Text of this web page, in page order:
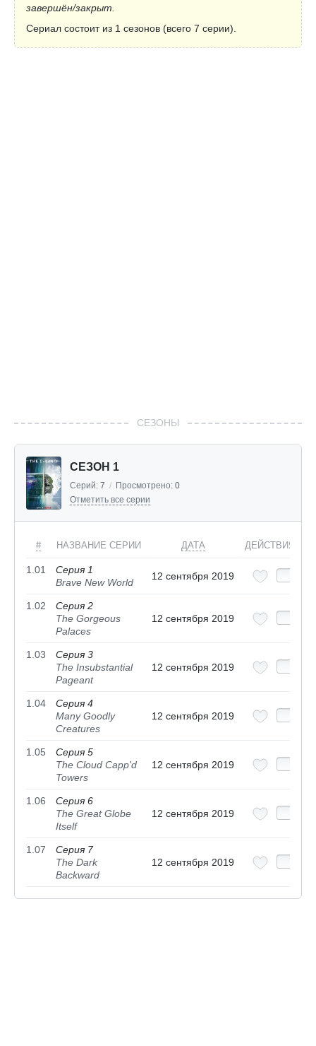
завершён/закрыт.
Сериал состоит из 1 сезонов (всего 7 серии).
СЕЗОНЫ
СЕЗОН 1
Серий: 7 / Просмотрено: 0
Отметить все серии
# НАЗВАНИЕ СЕРИИ ДАТА ДЕЙСТВИЯ
1.01
Серия 1
Brave New World
12 сентября 2019
1.02
Серия 2
The Gorgeous
Palaces
12 сентября 2019
1.03
Серия 3
The Insubstantial
Pageant
12 сентября 2019
1.04
Серия 4
Many Goodly
Creatures
12 сентября 2019
1.05
Серия 5
The Cloud Capp'd
Towers
12 сентября 2019
1.06
Серия 6
The Great Globe
Itself
12 сентября 2019
1.07
Серия 7
The Dark
Backward
12 сентября 2019